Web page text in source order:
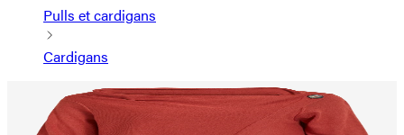
Pulls et cardigans
Cardigans